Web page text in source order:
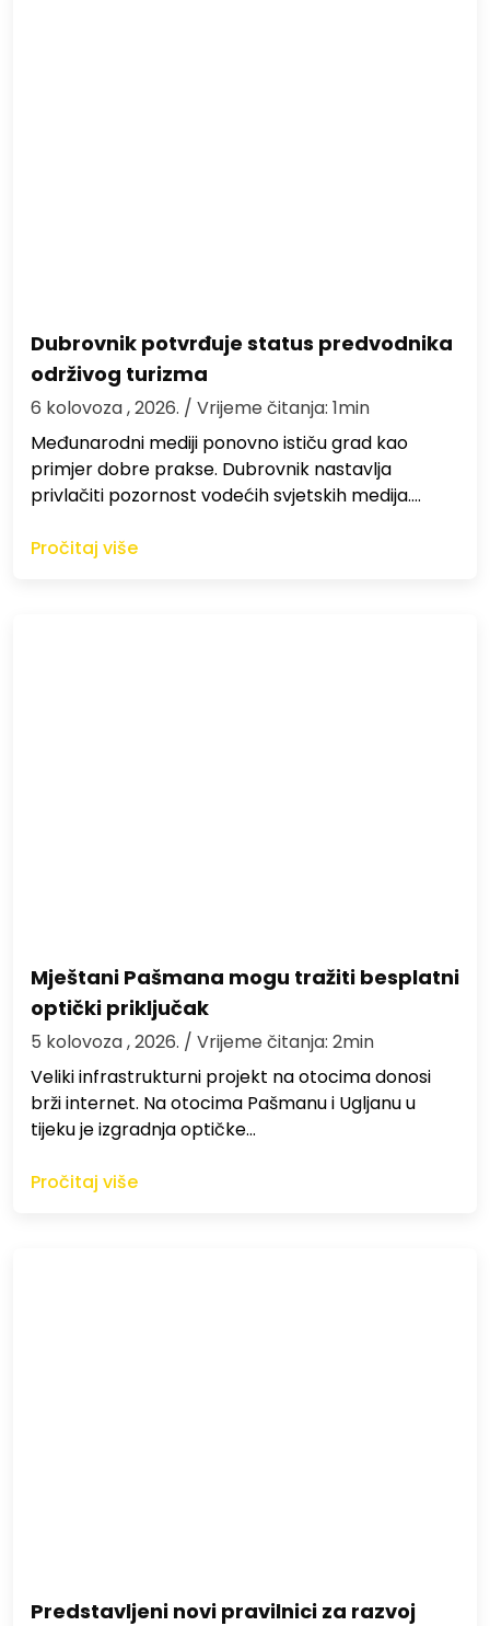
Dubrovnik potvrđuje status predvodnika
održivog turizma
6 kolovoza , 2026. / Vrijeme čitanja: 1min
Međunarodni mediji ponovno ističu grad kao
primjer dobre prakse. Dubrovnik nastavlja
privlačiti pozornost vodećih svjetskih medija.…
Pročitaj više
Mještani Pašmana mogu tražiti besplatni
optički priključak
5 kolovoza , 2026. / Vrijeme čitanja: 2min
Veliki infrastrukturni projekt na otocima donosi
brži internet. Na otocima Pašmanu i Ugljanu u
tijeku je izgradnja optičke…
Pročitaj više
Predstavljeni novi pravilnici za razvoj